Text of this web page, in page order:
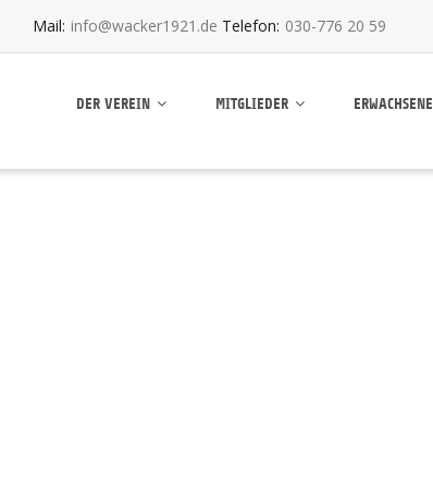
Mail: info@wacker1921.de Telefon: 030-776 20 59
DER VEREIN MITGLIEDER ERWACHSENE